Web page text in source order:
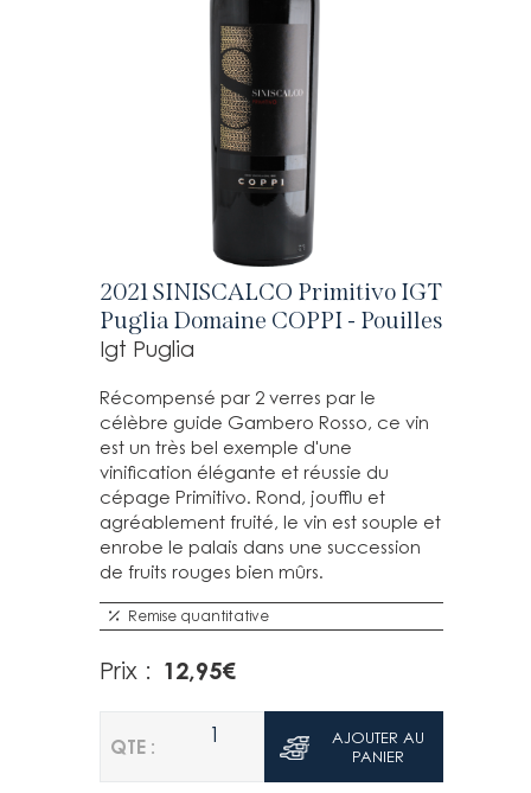
2021 SINISCALCO Primitivo IGT
Puglia Domaine COPPI - Pouilles
Igt Puglia
Récompensé par 2 verres par le
célèbre guide Gambero Rosso, ce vin
est un très bel exemple d'une
vinification élégante et réussie du
cépage Primitivo. Rond, joufflu et
agréablement fruité, le vin est souple et
enrobe le palais dans une succession
de fruits rouges bien mûrs.
Remise quantitative
Prix : 12,95€
QTE : 1
AJOUTER AU
PANIER